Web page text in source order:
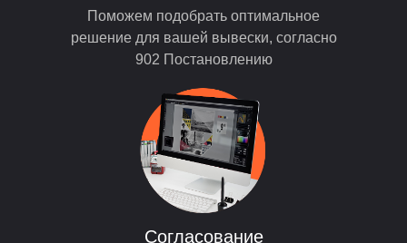
Поможем подобрать оптимальное
решение для вашей вывески, согласно
902 Постановлению
Согласование